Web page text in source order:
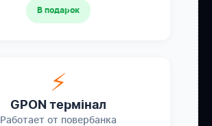
В подарок
⚡
GPON термінал
Работает от повербанка